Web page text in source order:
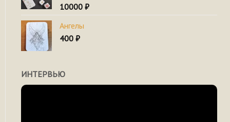
10000 ₽
Ангелы
400 ₽
ИНТЕРВЬЮ